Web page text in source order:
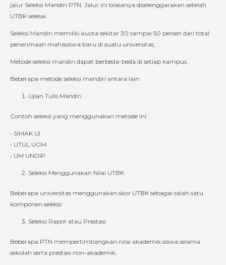
jalur Seleksi Mandiri PTN. Jalur ini biasanya diselenggarakan setelah
UTBK selesai.
Seleksi Mandiri memiliki kuota sekitar 30 sampai 50 persen dari total
penerimaan mahasiswa baru di suatu universitas.
Metode seleksi mandiri dapat berbeda-beda di setiap kampus.
Beberapa metode seleksi mandiri antara lain:
Ujian Tulis Mandiri
Contoh seleksi yang menggunakan metode ini:
• SIMAK UI
• UTUL UGM
• UM UNDIP
Seleksi Menggunakan Nilai UTBK
Beberapa universitas menggunakan skor UTBK sebagai salah satu
komponen seleksi.
Seleksi Rapor atau Prestasi
Beberapa PTN mempertimbangkan nilai akademik siswa selama
sekolah serta prestasi non-akademik.